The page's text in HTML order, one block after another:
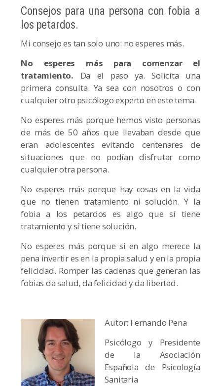
Consejos para una persona con fobia a
los petardos.
Mi consejo es tan solo uno: no esperes más.
No esperes más para comenzar el
tratamiento. Da el paso ya. Solicita una
primera consulta. Ya sea con nosotros o con
cualquier otro psicólogo experto en este tema.
No esperes más porque hemos visto personas
de más de 50 años que llevaban desde que
eran adolescentes evitando centenares de
situaciones que no podían disfrutar como
cualquier otra persona.
No esperes más porque hay cosas en la vida
que no tienen tratamiento ni solución. Y la
fobia a los petardos es algo que sí tiene
tratamiento y sí tiene solución.
No esperes más porque si en algo merece la
pena invertir es en la propia salud y en la propia
felicidad. Romper las cadenas que generan las
fobias da salud, da felicidad y da libertad.
Autor: Fernando Pena
Psicólogo y Presidente
de la Asociación
Española de Psicología
Sanitaria